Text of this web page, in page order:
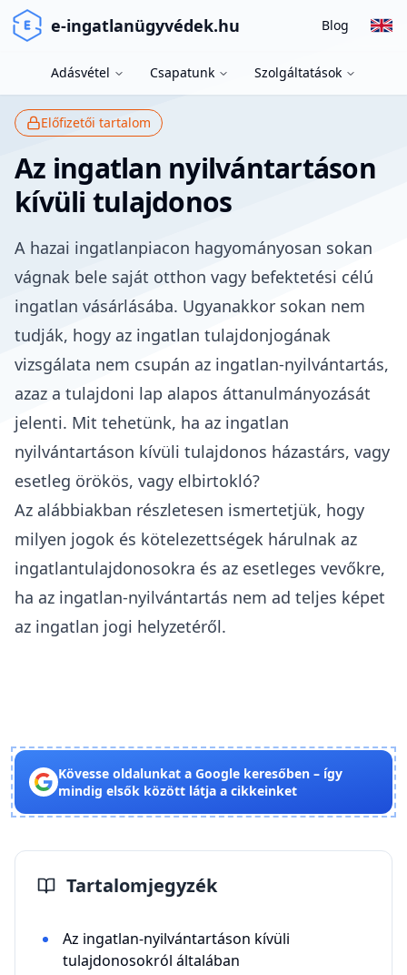
e-ingatlanügyvédek.hu Blog
Adásvétel Csapatunk Szolgáltatások
Előfizetői tartalom
Az ingatlan nyilvántartáson
kívüli tulajdonos
A hazai ingatlanpiacon hagyományosan sokan
vágnak bele saját otthon vagy befektetési célú
ingatlan vásárlásába. Ugyanakkor sokan nem
tudják, hogy az ingatlan tulajdonjogának
vizsgálata nem csupán az ingatlan-nyilvántartás,
azaz a tulajdoni lap alapos áttanulmányozását
jelenti. Mit tehetünk, ha az ingatlan
nyilvántartáson kívüli tulajdonos házastárs, vagy
esetleg örökös, vagy elbirtokló?
Az alábbiakban részletesen ismertetjük, hogy
milyen jogok és kötelezettségek hárulnak az
ingatlantulajdonosokra és az esetleges vevőkre,
ha az ingatlan-nyilvántartás nem ad teljes képet
az ingatlan jogi helyzetéről.
Kövesse oldalunkat a Google keresőben – így
mindig elsők között látja a cikkeinket
Tartalomjegyzék
Az ingatlan-nyilvántartáson kívüli
tulajdonosokról általában